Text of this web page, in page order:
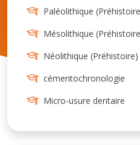
Paléolithique
Mésolithique
Néolithique (Préhistoire)
cémentochronologie
Micro-usure dentaire